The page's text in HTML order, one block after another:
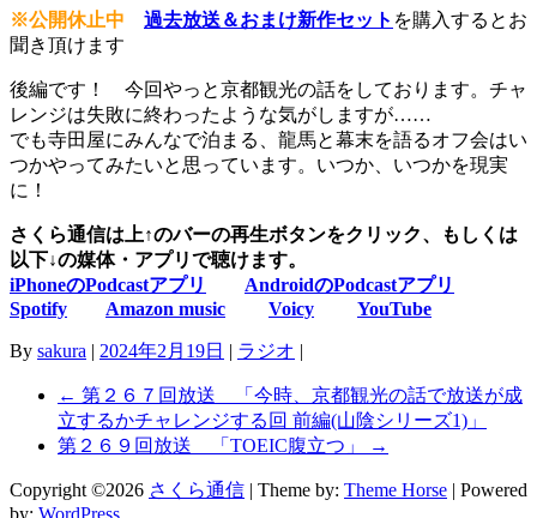
※公開休止中 過去放送＆おまけ新作セット を購入するとお
聞き頂けます
後編です！ 今回やっと京都観光の話をしております。チャ
レンジは失敗に終わったような気がしますが……
でも寺田屋にみんなで泊まる、龍馬と幕末を語るオフ会はい
つかやってみたいと思っています。いつか、いつかを現実
に！
さくら通信は上↑のバーの再生ボタンをクリック、もしくは
以下↓の媒体・アプリで聴けます。
iPhoneのPodcastアプリ
AndroidのPodcastアプリ
Spotify
Amazon music Voicy YouTube
By sakura | 2024年2月19日 | ラジオ |
← 第２６７回放送 「今時、京都観光の話で放送が成
立するかチャレンジする回 前編(山陰シリーズ1)」
第２６９回放送 「TOEIC腹立つ」
→
Copyright ©2026 さくら通信 | Theme by: Theme Horse | Powered